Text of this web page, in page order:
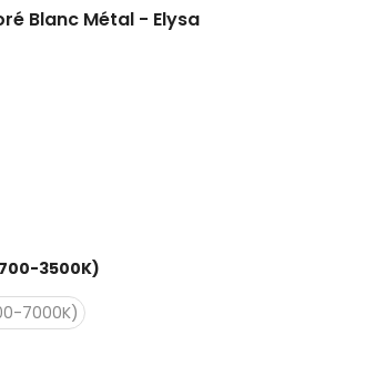
Blanc Métal - Elysa
3500K)
7000K)